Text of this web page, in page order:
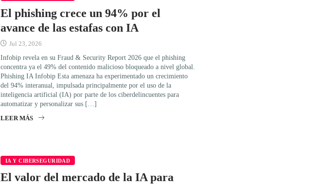
El phishing crece un 94% por el
avance de las estafas con IA
Jul 23, 2026
Infobip revela en su Fraud & Security Report 2026 que el phishing
concentra ya el 49% del contenido malicioso bloqueado a nivel global.
Phishing IA Infobip Esta amenaza ha experimentado un crecimiento
del 94% interanual, impulsada principalmente por el uso de la
inteligencia artificial (IA) por parte de los ciberdelincuentes para
automatizar y personalizar sus […]
LEER MÁS
IA Y CIBERSEGURIDAD
El valor del mercado de la IA para